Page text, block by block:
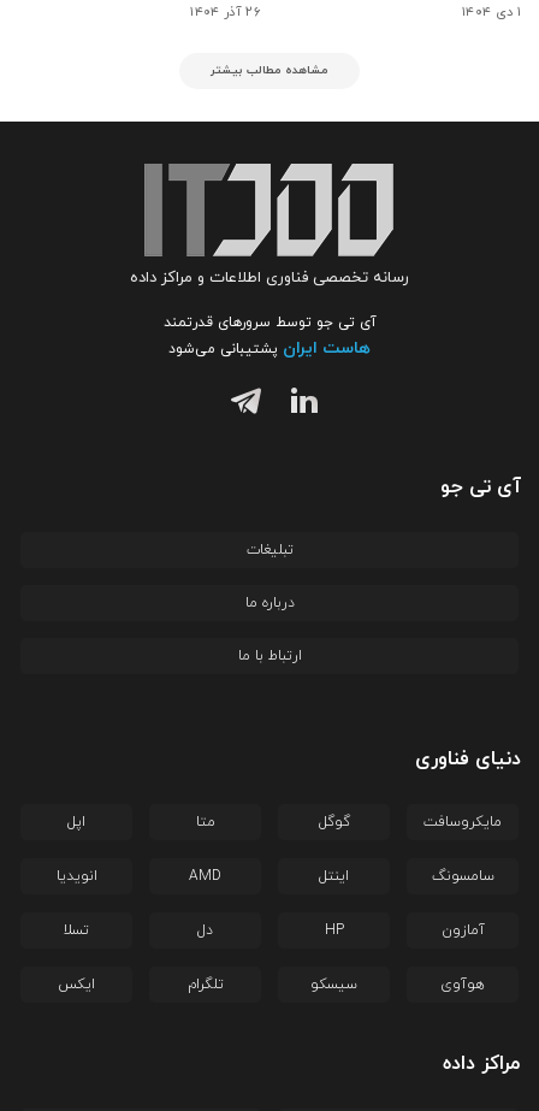
۱ دی ۱۴۰۴ ۲۶ آذر ۱۴۰۴
مشاهده مطالب بیشتر
رسانه تخصصی فناوری اطلاعات و مراکز داده
آی تی جو توسط سرورهای قدرتمند
هاست ایران پشتیبانی می‌شود
آی تی جو
تبلیغات
درباره ما
ارتباط با ما
دنیای فناوری
مایکروسافت گوگل متا اپل
سامسونگ اینتل AMD انویدیا
آمازون HP دل تسلا
هوآوی سیسکو تلگرام ایکس
مراکز داده